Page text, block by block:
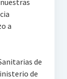
a
de
de